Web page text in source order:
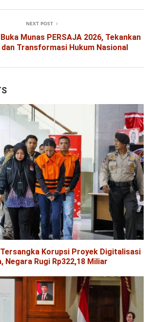
NEXT POST
Munas PERSAJA 2026, Tekankan
Transformasi Hukum Nasional
Korupsi Proyek Digitalisasi
Negara Rugi Rp322,18 Miliar